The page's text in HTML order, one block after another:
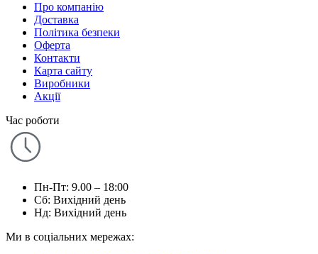
Про компанію
Доставка
Політика безпеки
Оферта
Контакти
Карта сайту
Виробники
Акції
Час роботи
Пн-Пт: 9.00 – 18:00
Сб: Вихідний день
Нд: Вихідний день
Ми в соціальних мережах: